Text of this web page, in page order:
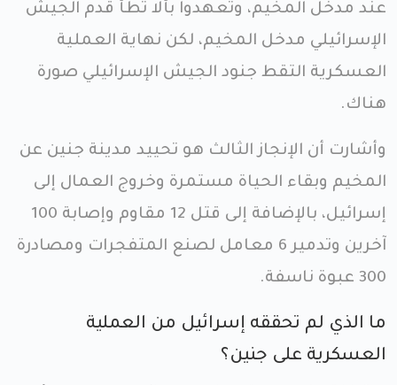
عند مدخل المخيم، وتعهدوا بألا تطأ قدم الجيش
الإسرائيلي مدخل المخيم، لكن نهاية العملية
العسكرية التقط جنود الجيش الإسرائيلي صورة
هناك.
وأشارت أن الإنجاز الثالث هو تحييد مدينة جنين عن
المخيم وبقاء الحياة مستمرة وخروج العمال إلى
إسرائيل، بالإضافة إلى قتل 12 مقاوم وإصابة 100
آخرين وتدمير 6 معامل لصنع المتفجرات ومصادرة
300 عبوة ناسفة.
ما الذي لم تحققه إسرائيل من العملية
العسكرية على جنين؟